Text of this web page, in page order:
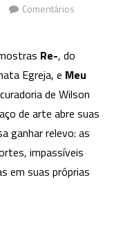
Comentários
Re-, do
Egreja, e Meu
de Wilson
de arte abre suas
ganhar relevo: as
impassíveis
em suas próprias